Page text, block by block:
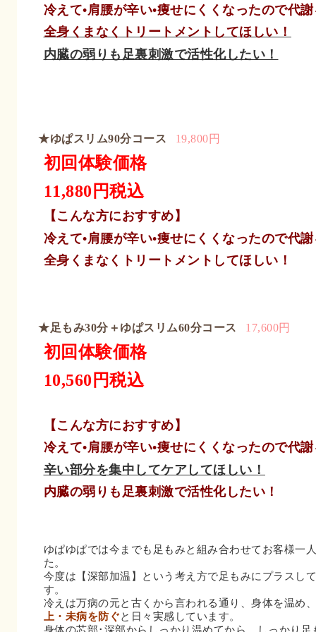
冷えて•肩腰が辛い•痩せにくくなったので代
全身くまなくトリートメントしてほしい！
内臓の弱りも足裏刺激で活性化したい！
★ゆぱスリム90分コース 19,800円
初回体験価格
11,880円税込
【こんな方におすすめ】
冷えて•肩腰が辛い•痩せにくくなったので代
全身くまなくトリートメントしてほしい！
★足もみ30分＋ゆぱスリム60分コース 17,600円
初回体験価格
10,560円税込
【こんな方におすすめ】
冷えて•肩腰が辛い•痩せにくくなったので代
辛い部分を集中してケアしてほしい！
内臓の弱りも足裏刺激で活性化したい！
ゆぱゆぱでは今までも足もみと組み合わせてお客様一
た。
今度は【深部加温】という考え方で足もみにプラスして
す。
冷えは万病の元と古くから言われる通り、身体を温め
上・未病を防ぐと日々実感しています。
身体の芯部･深部からしっかり温めてから、しっかり